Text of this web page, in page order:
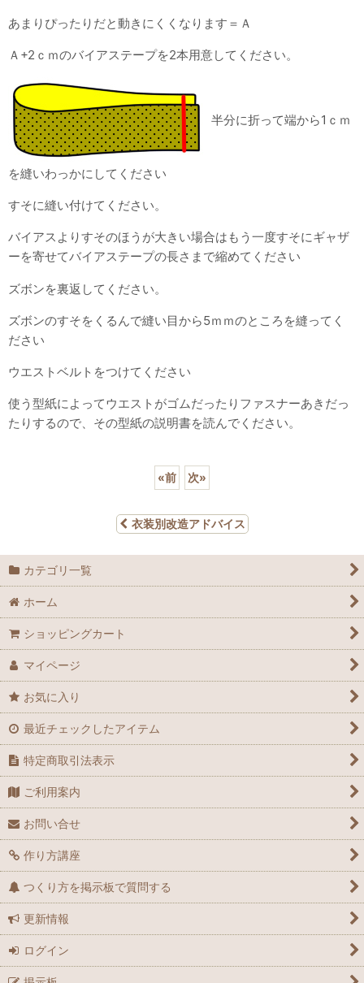
あまりぴったりだと動きにくくなります＝Ａ
Ａ+2ｃｍのバイアステープを2本用意してください。
半分に折って端から1ｃｍ
を縫いわっかにしてください
すそに縫い付けてください。
バイアスよりすそのほうが大きい場合はもう一度すそにギャザ
ーを寄せてバイアステープの長さまで縮めてください
ズボンを裏返してください。
ズボンのすそをくるんで縫い目から5ｍｍのところを縫ってく
ださい
ウエストベルトをつけてください
使う型紙によってウエストがゴムだったりファスナーあきだっ
たりするので、その型紙の説明書を読んでください。
«前 次»
衣装別改造アドバイス
カテゴリ一覧
ホーム
ショッピングカート
マイページ
お気に入り
最近チェックしたアイテム
特定商取引法表示
ご利用案内
お問い合せ
作り方講座
つくり方を掲示板で質問する
更新情報
ログイン